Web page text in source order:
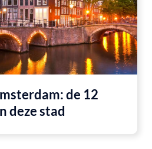
de 12
deze stad